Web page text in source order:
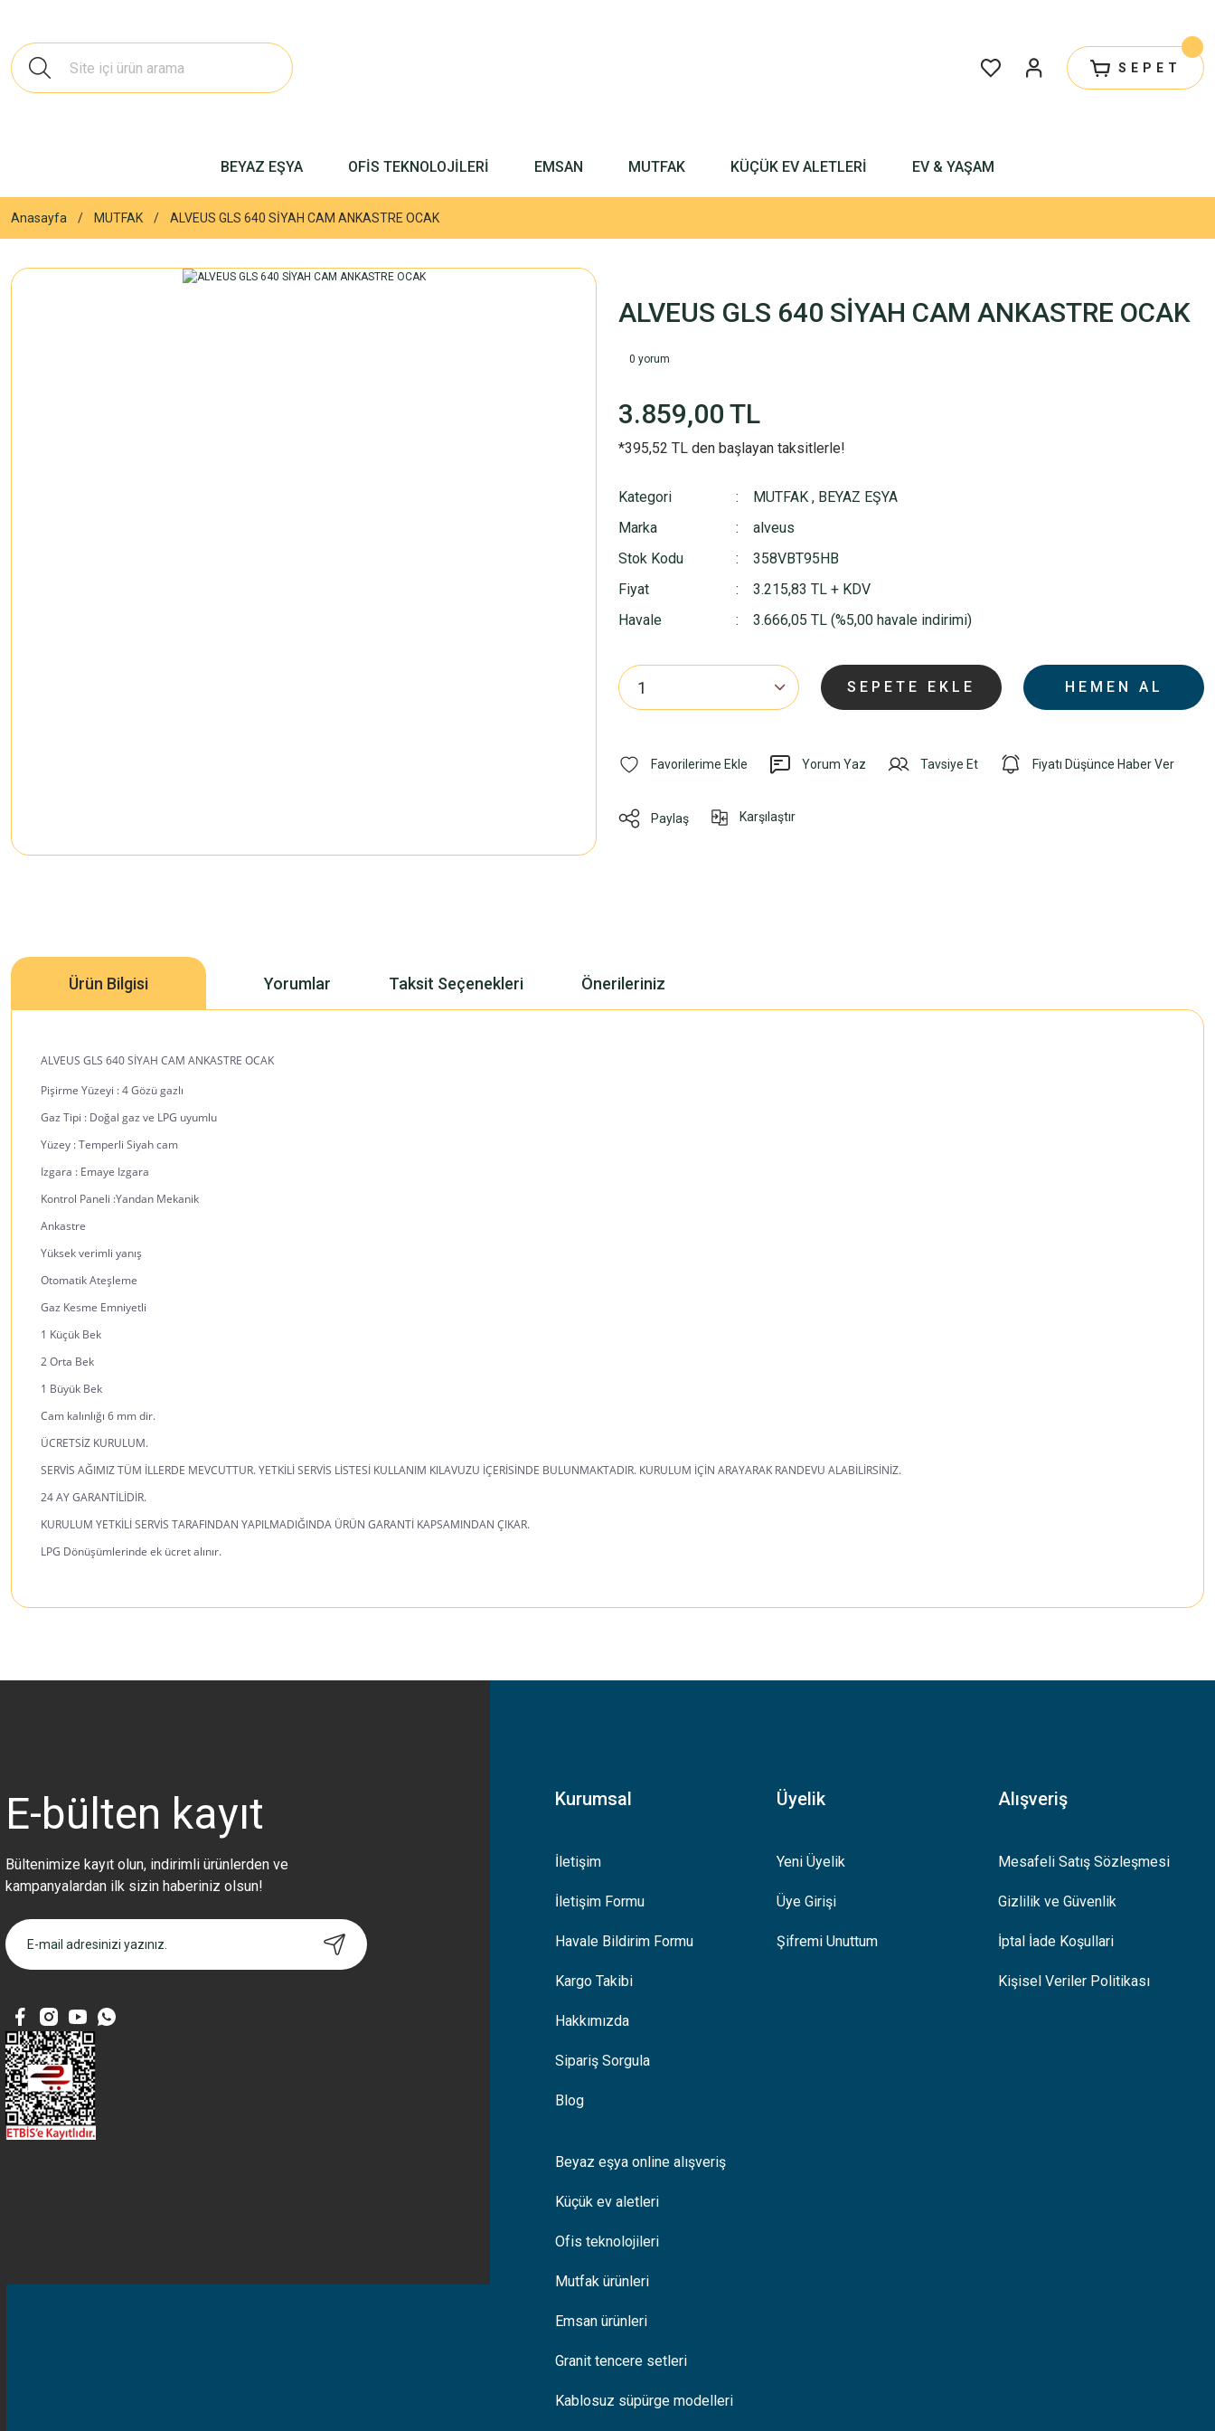
SEPET
BEYAZ EŞYA OFİS TEKNOLOJİLERİ EMSAN MUTFAK KÜÇÜK EV ALETLERİ EV & YAŞAM
Anasayfa MUTFAK ALVEUS GLS 640 SİYAH CAM ANKASTRE OCAK
ALVEUS GLS 640 SİYAH CAM ANKASTRE OCAK
0 yorum
3.859,00 TL
*395,52 TL den başlayan taksitlerle!
Kategori MUTFAK , BEYAZ EŞYA
Marka
alveus
Stok Kodu
358VBT95HB
Fiyat
3.215,83 TL + KDV
Havale
3.666,05 TL (%5,00 havale indirimi)
SEPETE EKLE HEMEN AL
Yorum Yaz Tavsiye Et Fiyatı Düşünce Haber Ver
Paylaş Karşılaştır
Ürün Bilgisi Yorumlar Taksit Seçenekleri Önerileriniz
ALVEUS GLS 640 SİYAH CAM ANKASTRE OCAK
Pişirme Yüzeyi : 4 Gözü gazlı
Gaz Tipi : Doğal gaz ve LPG uyumlu
Yüzey : Temperli Siyah cam
Izgara : Emaye Izgara
Kontrol Paneli :Yandan Mekanik
Ankastre
Yüksek verimli yanış
Otomatik Ateşleme
Gaz Kesme Emniyetli
1 Küçük Bek
2 Orta Bek
1 Büyük Bek
Cam kalınlığı 6 mm dir.
ÜCRETSİZ KURULUM.
SERVİS AĞIMIZ TÜM İLLERDE MEVCUTTUR. YETKİLİ SERVİS LİSTESİ KULLANIM KILAVUZU İÇERİSİNDE BULUNMAKTADIR. KURULUM İÇİN ARAYARAK RANDEVU ALABİLİRSİNİZ.
24 AY GARANTİLİDİR.
KURULUM YETKİLİ SERVİS TARAFINDAN YAPILMADIĞINDA ÜRÜN GARANTİ KAPSAMINDAN ÇIKAR.
LPG Dönüşümlerinde ek ücret alınır.
Bu ürüne ilk yorumu siz yapın!
Bu ürüne benzer farklı alternatifler olmalı.
Gönder
E-bülten kayıt
Bültenimize kayıt olun, indirimli ürünlerden ve
kampanyalardan ilk sizin haberiniz olsun!
Kurumsal
İletişim
İletişim Formu
Havale Bildirim Formu
Kargo Takibi
Hakkımızda
Sipariş Sorgula
Blog
Üyelik
Yeni Üyelik
Üye Girişi
Şifremi Unuttum
Alışveriş
Mesafeli Satış Sözleşmesi
Gizlilik ve Güvenlik
İptal İade Koşullari
Kişisel Veriler Politikası
Beyaz eşya online alışveriş
Küçük ev aletleri
Ofis teknolojileri
Mutfak ürünleri
Emsan ürünleri
Granit tencere setleri
Kablosuz süpürge modelleri